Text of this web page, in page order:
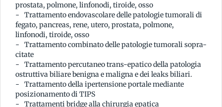
prostata, polmone, linfonodi, tiroide, osso
Trattamento endovascolare delle patologie tumorali di
fegato, pancreas, rene, utero, prostata, polmone,
linfonodi, tiroide, osso
Trattamento combinato delle patologie tumorali sopra-
citate
Trattamento percutaneo trans-epatico della patologia
ostruttiva biliare benigna e maligna e dei leaks biliari.
Trattamento della ipertensione portale mediante
posizionamento di TIPS
Trattamenti bridge alla chirurgia epatica